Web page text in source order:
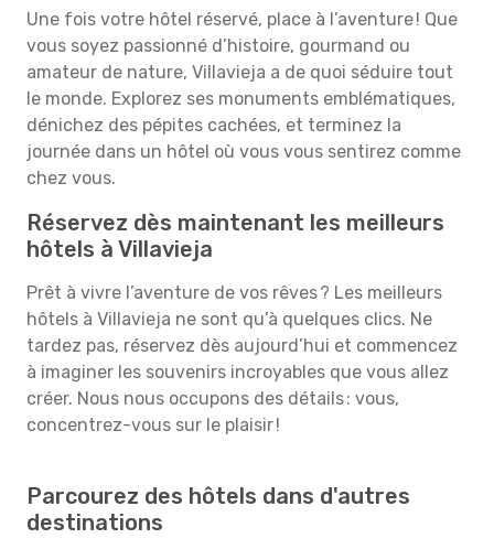
Une fois votre hôtel réservé, place à l’aventure ! Que
vous soyez passionné d’histoire, gourmand ou
amateur de nature, Villavieja a de quoi séduire tout
le monde. Explorez ses monuments emblématiques,
dénichez des pépites cachées, et terminez la
journée dans un hôtel où vous vous sentirez comme
chez vous.
Réservez dès maintenant les meilleurs
hôtels à Villavieja
Prêt à vivre l’aventure de vos rêves ? Les meilleurs
hôtels à Villavieja ne sont qu’à quelques clics. Ne
tardez pas, réservez dès aujourd’hui et commencez
à imaginer les souvenirs incroyables que vous allez
créer. Nous nous occupons des détails : vous,
concentrez-vous sur le plaisir !
Parcourez des hôtels dans d'autres
destinations